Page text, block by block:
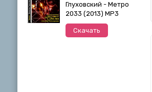
Глуховский - Метро
2033 (2013) MP3
Скачать